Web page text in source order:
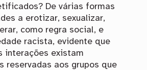
De várias formas
a erotizar, sexualizar,
como regra social, e
racista, evidente que
interações existam
reservadas aos grupos que